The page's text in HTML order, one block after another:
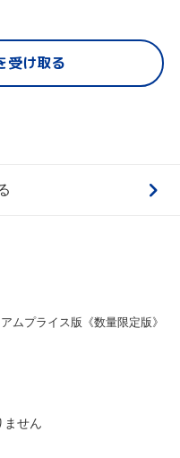
受け取る
ムプライス版《数量限定版》
ません